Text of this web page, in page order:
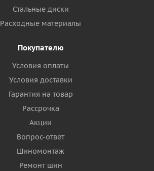
Стальные диски
Расходные материалы
Покупателю
Условия оплаты
Условия доставки
Гарантия на товар
Рассрочка
Акции
Вопрос-ответ
Шиномонтаж
Ремонт шин